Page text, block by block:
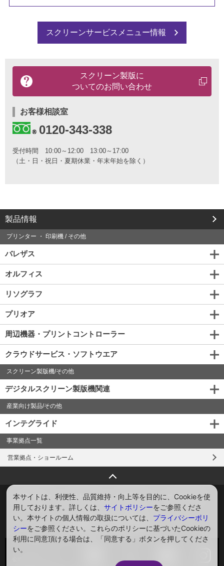
スクリーンサービスメニュー情報
関
す
る
お
問
合
わ
か
ら
スクリーン製版に
ついてのお問い合わせ
お客様相談室
0120-343-338
受付時間 10:00～12:00 13:00～17:00
（土・日・祝日・夏期休業・年末年始を除く）
製品情報
プリンター ・ 印刷機 / その他
バレザス
オルフィス
リソグラフ
プリオア
周辺機器・プリントコントローラー
クラウドサービス・ソフトウエア
スクリーン製版機/その他
デジタルスクリーン製版機関連
産業向け製品/その他
インテグライド
事業拠点一覧
営業拠点・ショールーム
ページトップへ戻る
お問い合わせ サイトマップ プライバシー
サイトポリシー
ソーシャルメディアポリシー
Global English
ソーシャルメディア
本サイトは、利便性、品質維持・向上等を目的に、Cookieを使
用しております。詳しくは、サイトポリシーをご参照くださ
い。本サイトの個人情報の取扱については、 プライバシーポリ
シーをご参照ください。これらのポリシーに基づいたCookieの
利用に同意頂ける場合は、「同意する」ボタンを押してくださ
い。